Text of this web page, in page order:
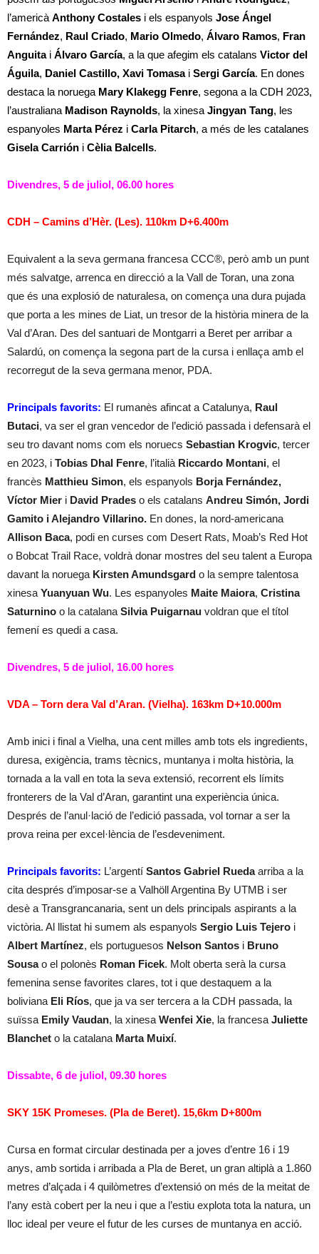
l’americà Anthony Costales i els espanyols Jose Ángel
Fernández, Raul Criado, Mario Olmedo, Álvaro Ramos, Fran
Anguitai Álvaro García, a la que afegim els catalans Victor del
Águila, Daniel Castillo, Xavi Tomasa i Sergi García. En dones
destaca la noruega Mary Klakegg Fenre, segona a la CDH 2023,
l’australiana Madison Raynolds, la xinesa Jingyan Tang, les
espanyoles Marta Pérez i Carla Pitarch, a més de les catalanes
Gisela Carrión i Cèlia Balcells.
Divendres, 5 de juliol, 06.00 hores
CDH – Camins d’Hèr. (Les). 110km D+6.400m
Equivalent a la seva germana francesa CCC®, però amb un punt
més salvatge, arrenca en direcció a la Vall de Toran, una zona
que és una explosió de naturalesa, on comença una dura pujada
que porta a les mines de Liat, un tresor de la història minera de la
Val d’Aran. Des del santuari de Montgarri a Beret per arribar a
Salardú, on comença la segona part de la cursa i enllaça amb el
recorregut de la seva germana menor, PDA.
Principals favorits: El rumanès afincat a Catalunya, Raul
Butaci, va ser el gran vencedor de l’edició passada i defensarà el
seu tro davant noms com els noruecs Sebastian Krogvic, tercer
en 2023, i Tobias Dhal Fenre, l’italià Riccardo Montani, el
francès Matthieu Simon, els espanyols Borja Fernández,
Víctor Mier i David Prades o els catalans Andreu Simón, Jordi
Gamito i Alejandro Villarino. En dones, la nord-americana
Allison Baca, podi en curses com Desert Rats, Moab’s Red Hot
o Bobcat Trail Race, voldrà donar mostres del seu talent a Europa
davant la noruega Kirsten Amundsgard o la sempre talentosa
xinesa Yuanyuan Wu. Les espanyoles Maite Maiora, Cristina
Saturnino o la catalana Silvia Puigarnau voldran que el títol
femení es quedi a casa.
Divendres, 5 de juliol, 16.00 hores
VDA – Torn dera Val d’Aran. (Vielha). 163km D+10.000m
Amb inici i final a Vielha, una cent milles amb tots els ingredients,
duresa, exigència, trams tècnics, muntanya i molta història, la
tornada a la vall en tota la seva extensió, recorrent els límits
fronterers de la Val d’Aran, garantint una experiència única.
Després de l’anul·lació de l’edició passada, vol tornar a ser la
prova reina per excel·lència de l’esdeveniment.
Principals favorits: L’argentí Santos Gabriel Ruedaarriba a la
cita després d’imposar-se a Valhöll Argentina By UTMB i ser
desè a Transgrancanaria, sent un dels principals aspirants a la
victòria. Al llistat hi sumem als espanyols Sergio Luis Tejero i
Albert Martínez, els portuguesos Nelson Santos i Bruno
Sousao el polonès Roman Ficek. Molt oberta serà la cursa
femenina sense favorites clares, tot i que destaquem a la
boliviana Eli Ríos, que ja va ser tercera a la CDH passada, la
suïssa Emily Vaudan, la xinesa Wenfei Xie, la francesa Juliette
Blanchet o la catalana Marta Muixí.
Dissabte, 6 de juliol, 09.30 hores
SKY 15K Promeses. (Pla de Beret). 15,6km D+800m
Cursa en format circular destinada per a joves d’entre 16 i 19
anys, amb sortida i arribada a Pla de Beret, un gran altiplà a 1.860
metres d’alçada i 4 quilòmetres d’extensió on més de la meitat de
l’any està cobert per la neu i que a l’estiu explota tota la natura, un
lloc ideal per veure el futur de les curses de muntanya en acció.